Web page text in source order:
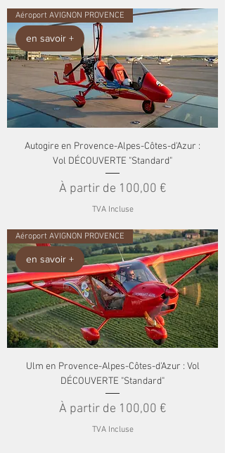
en savoir +
Aéroport AVIGNON PROVENCE
Autogire en Provence-Alpes-Côtes-d'Azur :
Vol DÉCOUVERTE "Standard"
À partir de 100,00 €
Prix promotionnel
TVA Incluse
en savoir +
Aéroport AVIGNON PROVENCE
Ulm en Provence-Alpes-Côtes-d'Azur : Vol
DÉCOUVERTE "Standard"
À partir de 100,00 €
Prix promotionnel
TVA Incluse